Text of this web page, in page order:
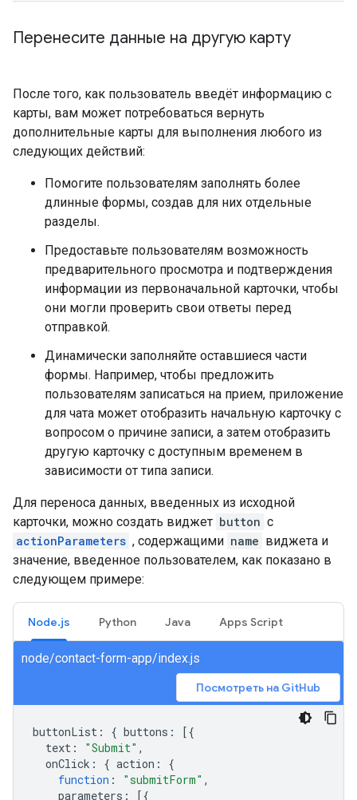
Перенесите данные на другую карту
После того, как пользователь введёт информацию с
карты, вам может потребоваться вернуть
дополнительные карты для выполнения любого из
следующих действий:
Помогите пользователям заполнять более
длинные формы, создав для них отдельные
разделы.
Предоставьте пользователям возможность
предварительного просмотра и подтверждения
информации из первоначальной карточки, чтобы
они могли проверить свои ответы перед
отправкой.
Динамически заполняйте оставшиеся части
формы. Например, чтобы предложить
пользователям записаться на прием, приложение
для чата может отобразить начальную карточку с
вопросом о причине записи, а затем отобразить
другую карточку с доступным временем в
зависимости от типа записи.
Для переноса данных, введенных из исходной
карточки, можно создать виджет button с
actionParameters , содержащими name виджета и
значение, введенное пользователем, как показано в
следующем примере:
Node.js Python Java Apps Script
node/contact-form-app/index.js
Посмотреть на GitHub
buttonList : { buttons :
[{
text : "Submit" ,
onClick : { action :
{
function : "submitForm" ,
parameters : [{